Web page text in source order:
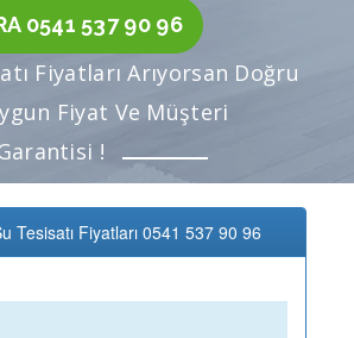
0541 537 90 96
Fiyatları Arıyorsan Doğru
Fiyat Ve Müşteri
!
Tesisatı Fiyatları 0541 537 90 96